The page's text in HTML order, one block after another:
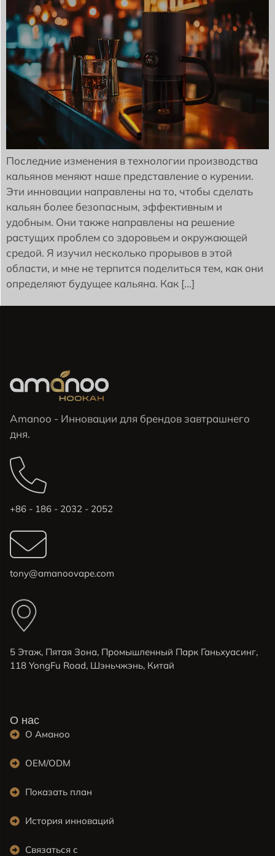
Последние изменения в технологии производства
кальянов меняют наше представление о курении.
Эти инновации направлены на то, чтобы сделать
кальян более безопасным, эффективным и
удобным. Они также направлены на решение
растущих проблем со здоровьем и окружающей
средой. Я изучил несколько прорывов в этой
области, и мне не терпится поделиться тем, как они
определяют будущее кальяна. Как [...]
Amanoo - Инновации для брендов завтрашнего
дня.
+86 - 186 - 2032 - 2052
tony@amanoovape.com
5 Этаж, Пятая Зона, Промышленный Парк Ганьхуасинг,
118 YongFu Road, Шэньчжэнь, Китай
О нас
О Аманоо
OEM/ODM
Показать план
История инноваций
Связаться с